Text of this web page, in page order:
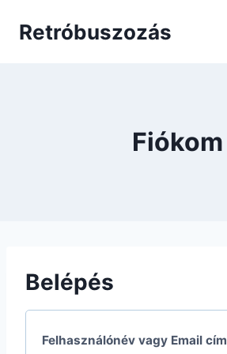
Retróbuszozás
Fiókom
Belépés
Felhasználónév vagy Email cím